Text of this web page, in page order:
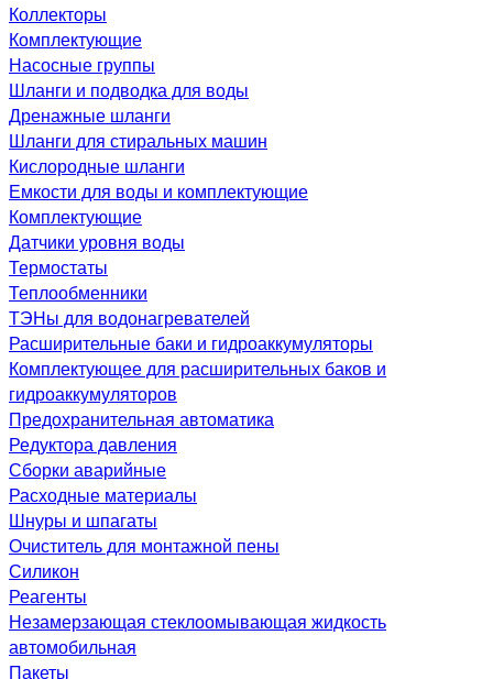
Коллекторы
Комплектующие
Насосные группы
Шланги и подводка для воды
Дренажные шланги
Шланги для стиральных машин
Кислородные шланги
Емкости для воды и комплектующие
Комплектующие
Датчики уровня воды
Термостаты
Теплообменники
ТЭНы для водонагревателей
Расширительные баки и гидроаккумуляторы
Комплектующее для расширительных баков и
гидроаккумуляторов
Предохранительная автоматика
Редуктора давления
Сборки аварийные
Расходные материалы
Шнуры и шпагаты
Очиститель для монтажной пены
Силикон
Реагенты
Незамерзающая стеклоомывающая жидкость
автомобильная
Пакеты